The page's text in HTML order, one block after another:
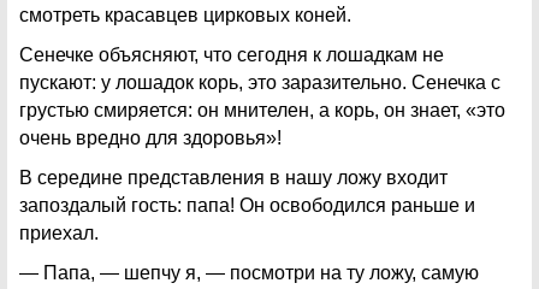
смотреть красавцев цирковых коней.
Сенечке объясняют, что сегодня к лошадкам не
пускают: у лошадок корь, это заразительно. Сенечка с
грустью смиряется: он мнителен, а корь, он знает, «это
очень вредно для здоровья»!
В середине представления в нашу ложу входит
запоздалый гость: папа! Он освободился раньше и
приехал.
— Папа, — шепчу я, — посмотри на ту ложу, самую